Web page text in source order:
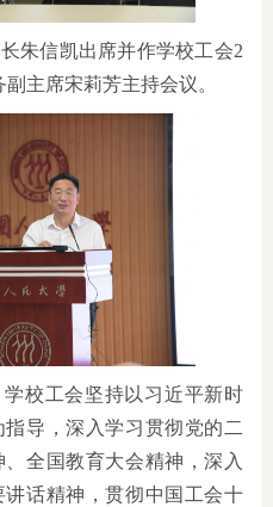
朱信凯出席并作学校工会2
主席宋莉芳主持会议。
校工会坚持以习近平新时
导，深入学习贯彻党的二
全国教育大会精神，深入
话精神，贯彻中国工会十